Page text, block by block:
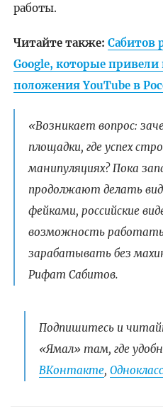
работы.
Читайте также: Сабитов
Google, которые
положения YouTube в
«Возникает вопрос:
площадки, где успех
манипуляциях? Пока
продолжают делать
фейками, российские
возможность
зарабатывать без
Рифат Сабитов.
Подпишитесь и
«Ямал» там, где
ВКонтакте,